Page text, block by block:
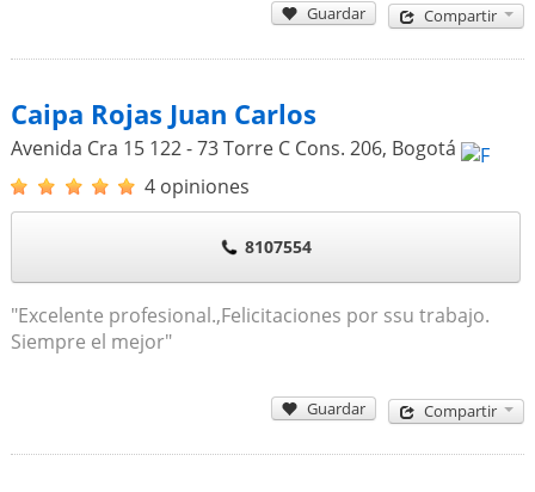
Guardar Compartir
Caipa Rojas Juan Carlos
Avenida Cra 15 122 - 73 Torre C Cons. 206, Bogotá
4 opiniones
8107554
"Excelente profesional.,Felicitaciones por ssu trabajo.
Siempre el mejor"
Guardar Compartir